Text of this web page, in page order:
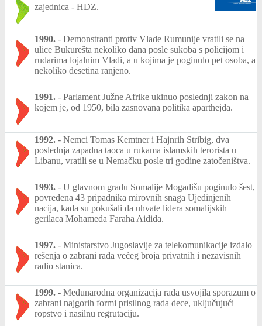
zajednica - HDZ.
1990. - Demonstranti protiv Vlade Rumunije vratili se na
ulice Bukurešta nekoliko dana posle sukoba s policijom i
rudarima lojalnim Vladi, a u kojima je poginulo pet osoba, a
nekoliko desetina ranjeno.
1991. - Parlament Južne Afrike ukinuo poslednji zakon na
kojem je, od 1950, bila zasnovana politika aparthejda.
1992. - Nemci Tomas Kemtner i Hajnrih Stribig, dva
poslednja zapadna taoca u rukama islamskih terorista u
Libanu, vratili se u Nemačku posle tri godine zatočeništva.
1993. - U glavnom gradu Somalije Mogadišu poginulo šest,
povređena 43 pripadnika mirovnih snaga Ujedinjenih
nacija, kada su pokušali da uhvate lidera somalijskih
gerilaca Mohameda Faraha Aidida.
1997. - Ministarstvo Jugoslavije za telekomunikacije izdalo
rešenja o zabrani rada većeg broja privatnih i nezavisnih
radio stanica.
1999. - Međunarodna organizacija rada usvojila sporazum o
zabrani najgorih formi prisilnog rada dece, uključujući
ropstvo i nasilnu regrutaciju.